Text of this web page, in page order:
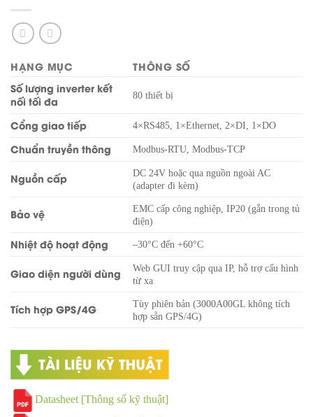
HẠNG MỤC
THÔNG SỐ
Số lượng inverter kết
nối tối đa
80 thiết bị
Cổng giao tiếp 4×RS485, 1×Ethernet, 2×DI, 1×DO
Chuẩn truyền thông Modbus-RTU, Modbus-TCP
Nguồn cấp
DC 24V hoặc qua nguồn ngoài AC
(adapter đi kèm)
Bảo vệ
EMC cấp công nghiệp, IP20 (gắn trong tủ
điện)
Nhiệt độ hoạt động –30°C đến +60°C
Giao diện người dùng
Web GUI truy cập qua IP, hỗ trợ cấu hình
từ xa
Tích hợp GPS/4G
Tùy phiên bản (3000A00GL không tích
hợp sẵn GPS/4G)
Datasheet [Thông số kỹ thuật]